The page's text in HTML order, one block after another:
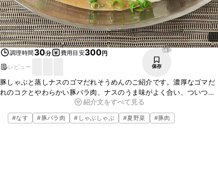
調理時間 30分 費用目安300円
レビュー
643
保存
豚しゃぶと蒸しナスのゴマだれそうめんのご紹介です。濃厚なゴマだ
れのコクとやわらかい豚バラ肉、ナスのうま味がよく合い、ついつい
お箸が止まらなくなりますよ。お昼ごはんなどにおすすめですので、
ぜひお試しくださいね。
紹介文をすべて見る
#なす #豚バラ肉 # しゃぶしゃぶ #夏野菜 #豚肉